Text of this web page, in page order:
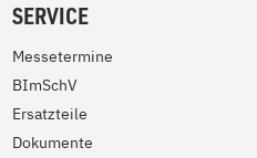
SERVICE
Messetermine
BImSchV
Ersatzteile
Dokumente